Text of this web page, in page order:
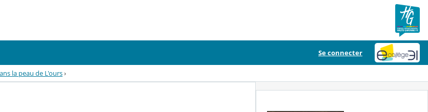
Se connecter
la peau de L'ours›